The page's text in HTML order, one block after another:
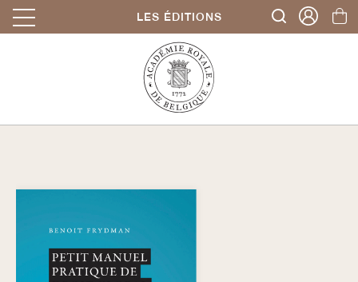
LES ÉDITIONS